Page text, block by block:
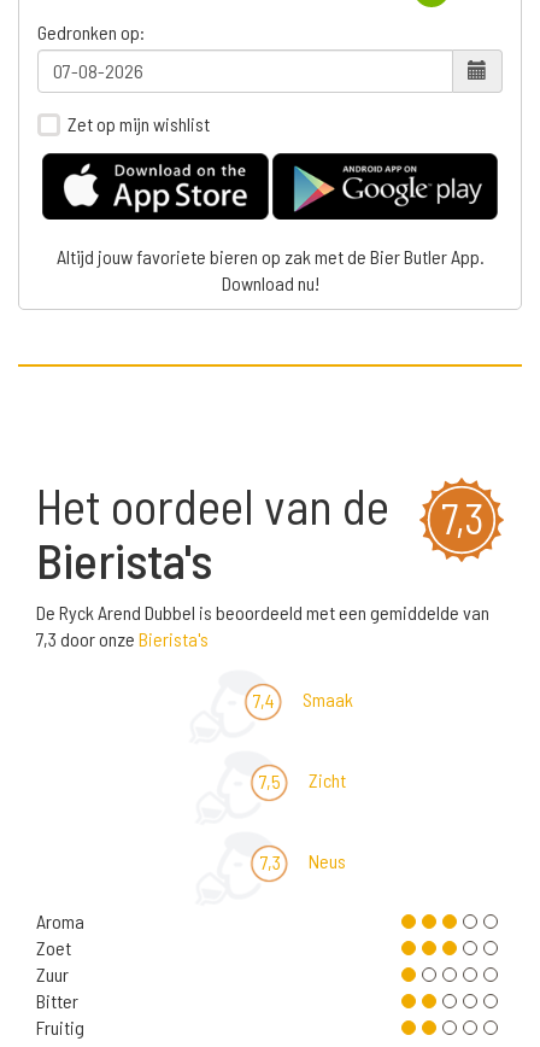
Gedronken op:
Zet op mijn wishlist
Altijd jouw favoriete bieren op zak met de Bier Butler App.
Download nu!
7,3
Het oordeel van de
Bierista's
De Ryck Arend Dubbel is beoordeeld met een gemiddelde van
7,3 door onze Bierista's
7,4 Smaak
7,5 Zicht
7,3 Neus
Aroma
Zoet
Zuur
Bitter
Fruitig